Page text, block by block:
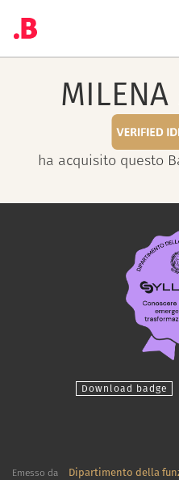
MILENA
ha acquisito questo
Download badge
Emesso da Dipartimento della